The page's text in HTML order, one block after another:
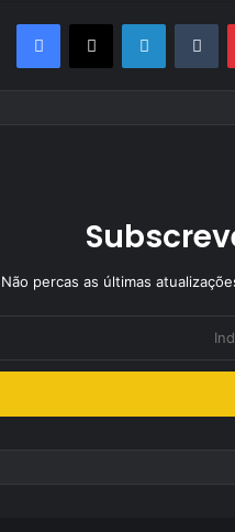
Facebook
X LinkedIn
Não percas as últimas